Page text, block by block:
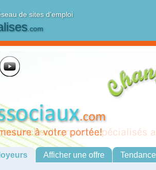
de sites d'emploi
.com
Afficher une offre